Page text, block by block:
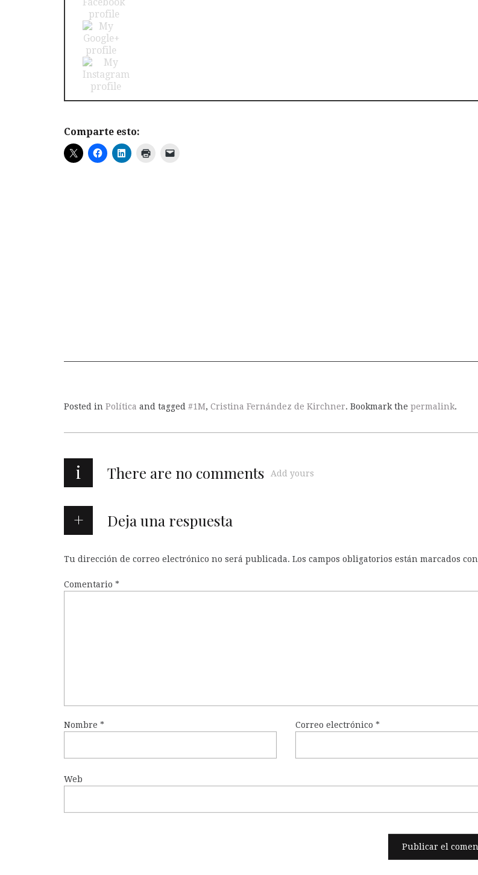
Comparte esto:
Posted in Política and tagged #1M, Cristina Fernández de Kirchner. Bookmark the permalink.
i There are no comments Add yours
Deja una respuesta
Tu dirección de correo electrónico no será publicada. Los campos obligatorios están marcados con
Comentario *
Nombre * Correo electrónico*
Web